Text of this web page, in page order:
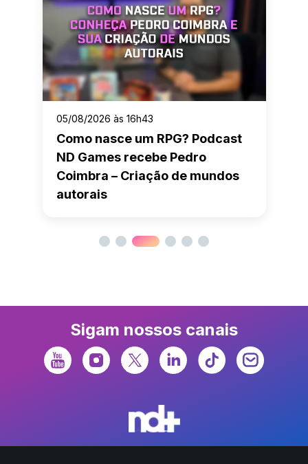
05/08/2026 às 16h43
Como nasce um RPG? Podcast
ND Games recebe Pedro
Coimbra – Criação de mundos
autorais
Sigam nossos canais